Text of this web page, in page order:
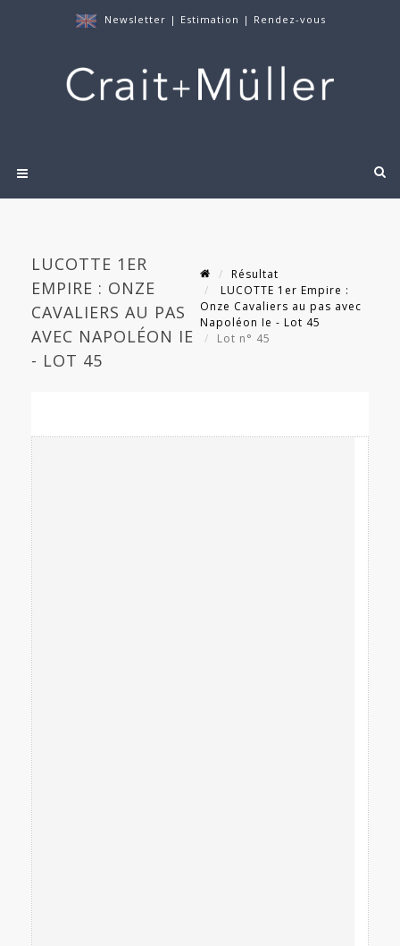
Newsletter | Estimation | Rendez-vous
LUCOTTE 1ER
EMPIRE : ONZE
CAVALIERS AU PAS
AVEC NAPOLÉON IE
- LOT 45
Résultat
LUCOTTE 1er Empire :
Onze Cavaliers au pas avec
Napoléon Ie - Lot 45
Lot n° 45